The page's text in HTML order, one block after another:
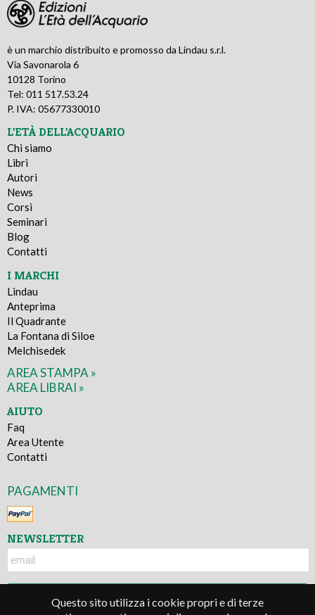
Questo sito utilizza i cookie propri e di terze
è un marchio distribuito e promosso da Lindau s.r.l.
Via Savonarola 6
10128 Torino
Tel: 011 517.53.24
P. IVA: 05677330010
L'ETÀ DELL'ACQUARIO
Chi siamo
Libri
Autori
News
Corsi
Seminari
Blog
Contatti
I MARCHI
Lindau
Anteprima
Il Quadrante
La Fontana di Siloe
Melchisedek
AREA STAMPA »
AREA LIBRAI »
AIUTO
Faq
Area Utente
Contatti
PAGAMENTI
NEWSLETTER